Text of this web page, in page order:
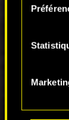
Vous